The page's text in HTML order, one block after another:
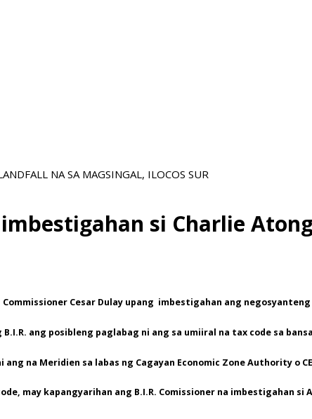
NA SA MAGSINGAL, ILOCOS SUR
si Charlie
Cesar Dulay upang imbestigahan ang negosyanteng
ang posibleng paglabag ni ang sa umiiral na tax code sa
na Meridien sa labas ng Cagayan Economic Zone Authority o
may kapangyarihan ang B.I.R. Comissioner na imbestigahan